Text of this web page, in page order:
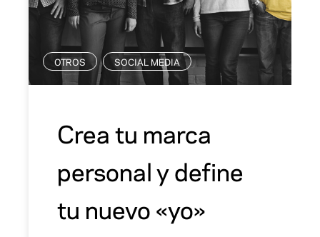
OTROS , SOCIAL MEDIA
Crea tu marca
personal y define
tu nuevo «yo»